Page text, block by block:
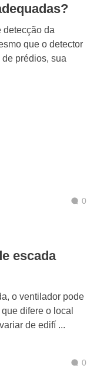
detecção da
que o detector
prédios, sua
0
escada
o ventilador pode
difere o local
de edifí ...
0